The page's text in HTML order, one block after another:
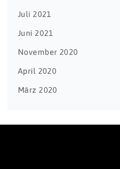
Juli 2021
Juni 2021
November 2020
April 2020
März 2020